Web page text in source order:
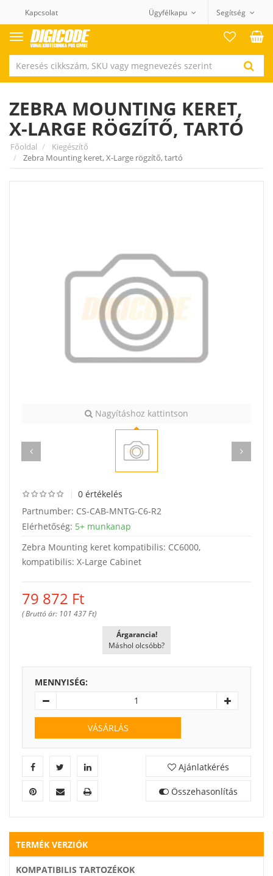
Kapcsolat Ügyfélkapu Segítség
Termék
kategóriák
ZEBRA MOUNTING KERET,
X-LARGE RÖGZÍTŐ, TARTÓ
Főoldal
Kiegészítő
Zebra Mounting keret, X-Large rögzítő, tartó
Nagyításhoz kattintson
0 értékelés
Partnumber: CS-CAB-MNTG-C6-R2
Elérhetőség: 5+ munkanap
Zebra Mounting keret kompatibilis: CC6000,
kompatibilis: X-Large Cabinet
79 872 Ft
( Bruttó ár: 101 437 Ft)
Árgarancia!
Máshol olcsóbb?
MENNYISÉG:
VÁSÁRLÁS
Ajánlatkérés
Összehasonlítás
TERMÉK VERZIÓK
KOMPATIBILIS TARTOZÉKOK